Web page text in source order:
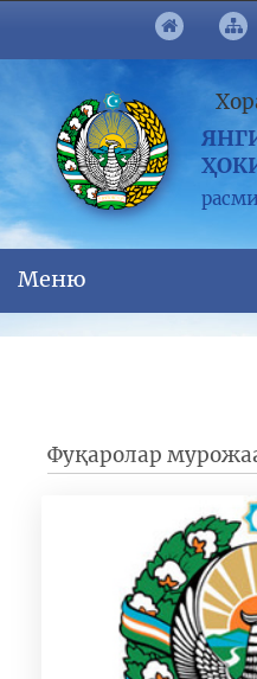
Меню
Фуқаролар